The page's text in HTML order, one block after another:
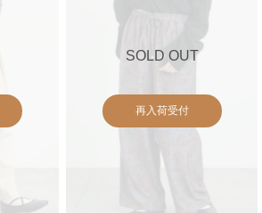
SOLD OUT
再入荷受付